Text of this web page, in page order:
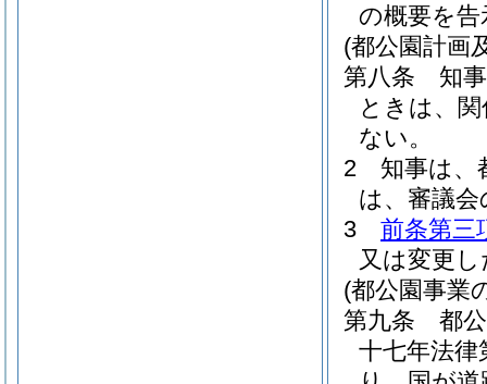
の概要を
(都公園計画
第八条
知
ときは、
ない。
2
知事は、
は、審議
3
前条第三
又は変更
(都公園事業
第九条
都
十七年法律